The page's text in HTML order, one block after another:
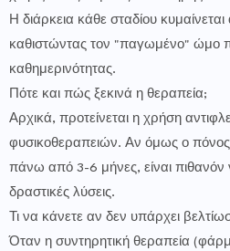
Η διάρκεια κάθε σταδίου
καθιστώντας τον "παγωμένο" ώμο
καθημερινότητας.
Πότε και πώς ξεκινά η θεραπεία;
Αρχικά, προτείνεται η χρήση
φυσικοθεραπειών. Αν όμως ο
πάνω από 3-6 μήνες, είναι πιθανόν
δραστικές λύσεις.
Τι να κάνετε αν δεν υπάρχει
Όταν η συντηρητική θεραπεία